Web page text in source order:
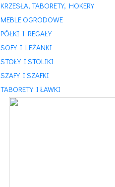
KRZESŁA, TABORETY, HOKERY
MEBLE OGRODOWE
PÓŁKI I REGAŁY
SOFY I LEŻANKI
STOŁY I STOLIKI
SZAFY I SZAFKI
TABORETY I ŁAWKI